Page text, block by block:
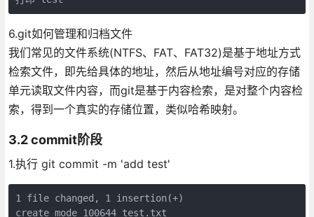
6.git如何管理和归档文件
我们常见的文件系统(NTFS、FAT、FAT32)是基于地址方式
检索文件，即先给具体的地址，然后从地址编号对应的存储
单元读取文件内容，而git是基于内容检索，是对整个内容检
索，得到一个真实的存储位置，类似哈希映射。
3.2 commit阶段
1.执行 git commit -m 'add test'
1 file changed, 1 insertion(+)
create mode 100644 test.txt